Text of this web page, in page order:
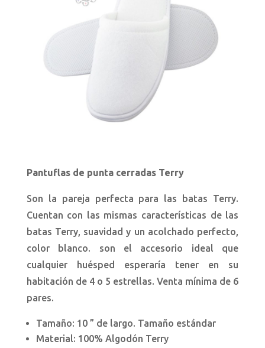
Pantuflas de punta cerradas Terry
Son la pareja perfecta para las batas Terry.
Cuentan con las mismas características de las
batas Terry, suavidad y un acolchado perfecto,
color blanco. son el accesorio ideal que
cualquier huésped esperaría tener en su
habitación de 4 o 5 estrellas. Venta mínima de 6
pares.
Tamaño: 10 ” de largo. Tamaño estándar
Material: 100% Algodón Terry